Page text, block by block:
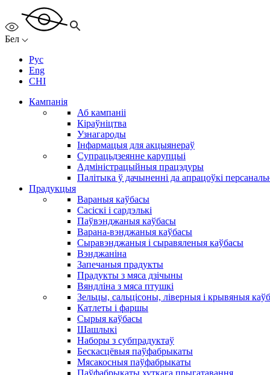
Бел
Рус
Eng
CHI
Кампанія
Аб кампаніі
Кіраўніцтва
Узнагароды
Інфармацыя для акцыянераў
Супрацьдзеянне карупцыі
Адміністрацыйныя працэдуры
Палітыка ў дачыненні да апрацоўкі
Прадукцыя
Вараныя каўбасы
Сасіскі і сардэлькі
Паўвэнджаныя каўбасы
Варана-вэнджаныя каўбасы
Сыравэнджаныя і сыравяленыя каўбасы
Вэнджаніна
Запечаныя прадукты
Прадукты з мяса дзічыны
Вяндліна з мяса птушкі
Зельцы, сальцісоны, ліверныя і крывяныя
Катлеты і фаршы
Сырыя каўбасы
Шашлыкі
Наборы з субпрадуктаў
Бескасцёвыя паўфабрыкаты
Мясакосныя паўфабрыкаты
Паўфабрыкаты хуткага прыгатавання